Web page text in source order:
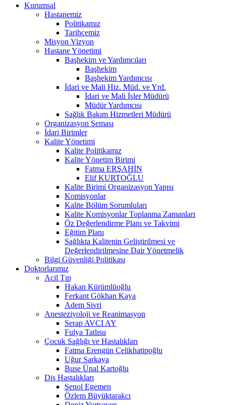
Kurumsal
Hastanemiz
Politikamız
Tarihçemiz
Misyon Vizyon
Hastane Yönetimi
Başhekim ve Yardımcıları
Başhekim
Başhekim Yardımcısı
İdari ve Mali Hiz. Müd. ve Yrd.
İdari ve Mali İşler Müdürü
Müdür Yardımcısı
Sağlık Bakım Hizmetleri Müdürü
Organizasyon Şeması
İdari Birimler
Kalite Yönetimi
Kalite Politikamız
Kalite Yönetim Birimi
Fatma ERŞAHİN
Elif KURTOĞLU
Kalite Birimi Organizasyon Yapısı
Komisyonlar
Kalite Bölüm Sorumluları
Kalite Komisyonlar Toplanma Zamanları
Öz Değerlendirme Planı ve Takvimi
Eğitim Planı
Sağlıkta Kalitenin Geliştirilmesi ve
Değerlendirilmesine Dair Yönetmelik
Bilgi Güvenliği Politikası
Doktorlarımız
Acil Tıp
Hakan Kürümlüoğlu
Ferkant Gökhan Kaya
Adem Sivri
Anesteziyoloji ve Reanimasyon
Serap AVCI AY
Fulya Tatlısu
Çocuk Sağlığı ve Hastalıkları
Fatma Erengün Çelikhatipoğlu
Uğur Sarkaya
Buse Ünal Kartoğlu
Diş Hastalıkları
Şenol Egemen
Özlem Büyüktarakcı